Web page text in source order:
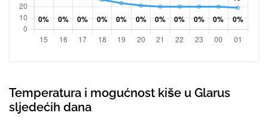
Temperatura i mogućnost kiše u Glarus
sljedećih dana